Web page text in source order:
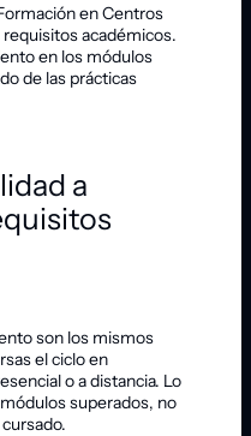
en Centros
académicos.
en los módulos
de las prácticas
a
son los mismos
el ciclo en
o a distancia. Lo
superados, no